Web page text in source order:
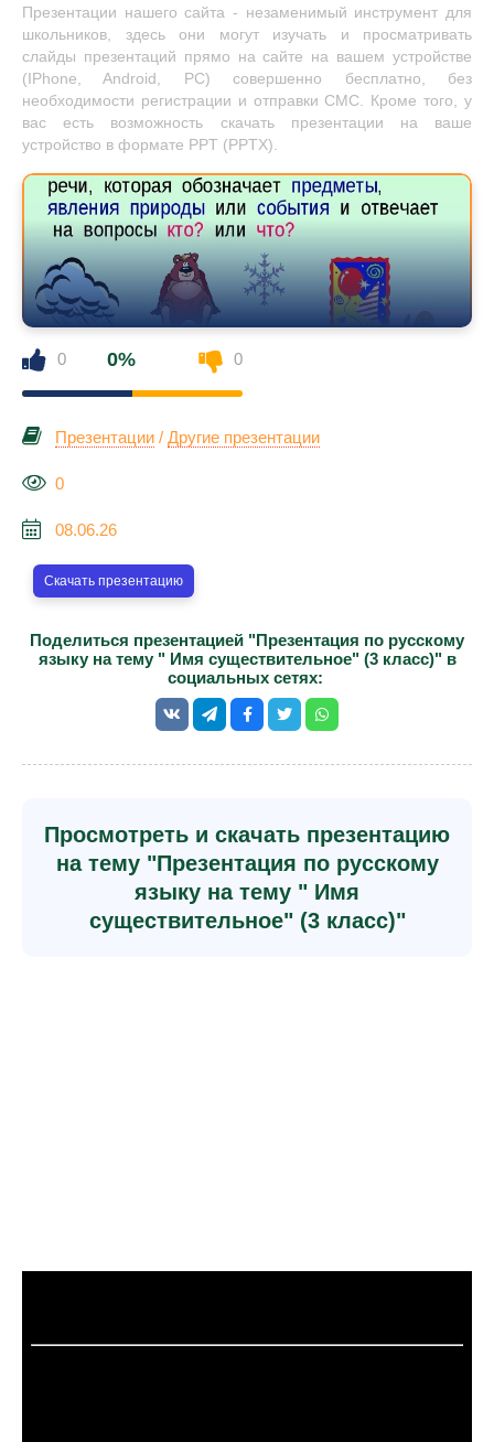
Презентации нашего сайта - незаменимый инструмент для
школьников, здесь они могут изучать и просматривать
слайды презентаций прямо на сайте на вашем устройстве
(IPhone, Android, PC) совершенно бесплатно, без
необходимости регистрации и отправки СМС. Кроме того, у
вас есть возможность скачать презентации на ваше
устройство в формате PPT (PPTX).
0 0% 0
Презентации / Другие презентации
0
08.06.26
Скачать презентацию
Поделиться презентацией "Презентация по русскому
языку на тему " Имя существительное" (3 класс)" в
социальных сетях:
Просмотреть и скачать презентацию
на тему "Презентация по русскому
языку на тему " Имя
существительное" (3 класс)"